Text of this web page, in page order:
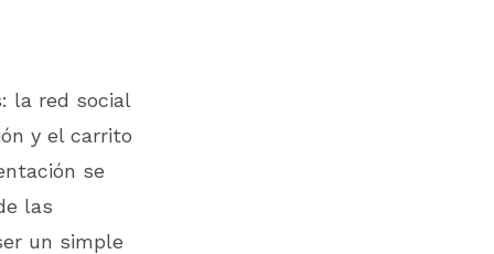
la red social
y el carrito
se
las
un simple